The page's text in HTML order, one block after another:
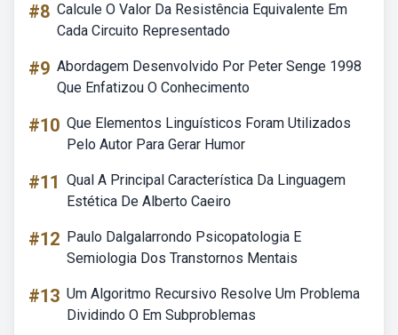
#8 Calcule O Valor Da Resistência Equivalente Em
Cada Circuito Representado
#9 Abordagem Desenvolvido Por Peter Senge 1998
Que Enfatizou O Conhecimento
#10 Que Elementos Linguísticos Foram Utilizados
Pelo Autor Para Gerar Humor
#11 Qual A Principal Característica Da Linguagem
Estética De Alberto Caeiro
#12 Paulo Dalgalarrondo Psicopatologia E
Semiologia Dos Transtornos Mentais
#13 Um Algoritmo Recursivo Resolve Um Problema
Dividindo O Em Subproblemas